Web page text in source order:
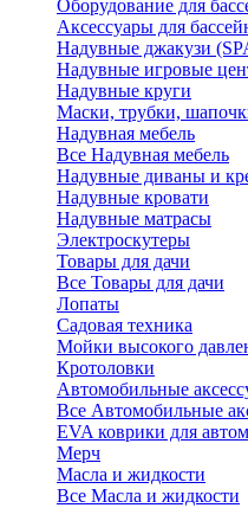
Оборудование для
Аксессуары для
Надувные джакузи
Надувные игровые
Надувные круги
Маски, трубки,
Надувная мебель
Все Надувная мебель
Надувные диваны и
Надувные кровати
Надувные матрасы
Электроскутеры
Товары для дачи
Все Товары для дачи
Лопаты
Садовая техника
Мойки высокого
Кротоловки
Автомобильные
Все Автомобильные
EVA коврики для
Мерч
Масла и жидкости
Все Масла и жидкости